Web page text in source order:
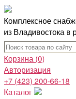
Комплексное
из Владивостока в
Корзина (0)
Авторизация
+7 (423) 200-66-18
Каталог